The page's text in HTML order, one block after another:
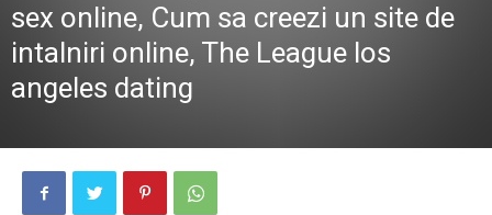
sex online, Cum sa creezi un site de
intalniri online, The League los
angeles dating